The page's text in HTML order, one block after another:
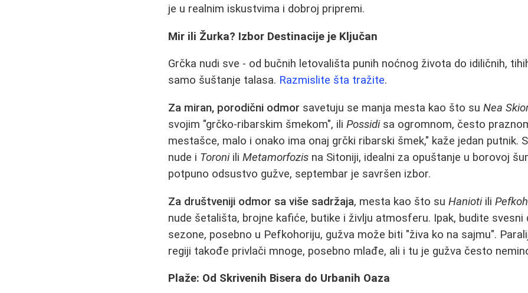
je u realnim iskustvima i dobroj pripremi.
Mir ili Žurka? Izbor Destinacije je Ključan
Grčka nudi sve - od bučnih letovališta punih noćnog života do idiličnih,
samo šuštanje talasa. Razmislite šta tražite.
Za miran, porodični odmor savetuju se manja mesta kao što suNea
svojim "grčko-ribarskim šmekom", iliPossidisa ogromnom, često
mestašce, malo i onako ima onaj grčki ribarski šmek," kaže jedan putnik.
nude i ToroniiliMetamorfozis na Sitoniji, idealni za opuštanje u borovoj
potpuno odsustvo gužve, septembar je savršen izbor.
Za društveniji odmor sa više sadržaja, mesta kao što suHaniotiili
nude šetališta, brojne kafiće, butike i življu atmosferu. Ipak, budite svesni
sezone, posebno u Pefkohoriju, gužva može biti "živa ko na sajmu".
regiji takođe privlači mnoge, posebno mlađe, ali i tu je gužva često
Plaže: Od Skrivenih Bisera do Urbanih Oaza